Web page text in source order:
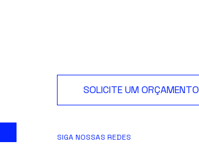
SOLICITE UM ORÇAMENTO
SIGA NOSSAS REDES